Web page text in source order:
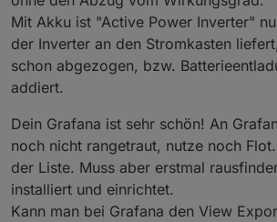
Mit Akku ist "Active Power Inverter"
der Inverter an den Stromkasten
schon abgezogen, bzw.
addiert.
Dein Grafana ist sehr schön! An
noch nicht rangetraut, nutze noch
der Liste. Muss aber erstmal
installiert und einrichtet.
Kann man bei Grafana den View